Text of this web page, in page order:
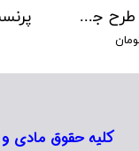
فیگور مولان طرح جدید